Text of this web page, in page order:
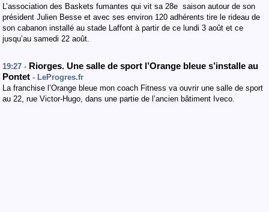
L’association des Baskets fumantes qui vit sa 28e saison autour de son
président Julien Besse et avec ses environ 120 adhérents tire le rideau de
son cabanon installé au stade Laffont à partir de ce lundi 3 août et ce
jusqu’au samedi 22 août.
19:27 - Riorges. Une salle de sport l’Orange bleue s’installe au
Pontet - LeProgres.fr
La franchise l’Orange bleue mon coach Fitness va ouvrir une salle de sport
au 22, rue Victor-Hugo, dans une partie de l’ancien bâtiment Iveco.